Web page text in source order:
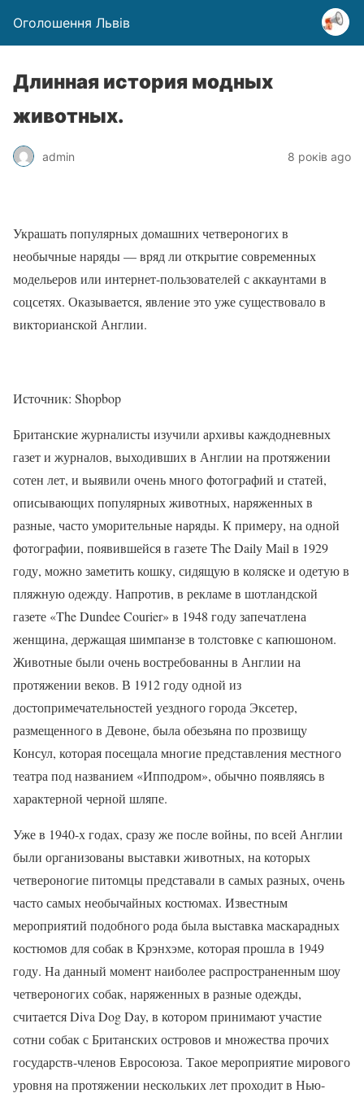
Оголошення Львів
Длинная история модных
животных.
admin 8 років ago
Украшать популярных домашних четвероногих в
необычные наряды — вряд ли открытие современных
модельеров или интернет-пользователей с аккаунтами в
соцсетях. Оказывается, явление это уже существовало в
викторианской Англии.
Источник: Shopbop
Британские журналисты изучили архивы каждодневных
газет и журналов, выходивших в Англии на протяжении
сотен лет, и выявили очень много фотографий и статей,
описывающих популярных животных, наряженных в
разные, часто уморительные наряды. К примеру, на одной
фотографии, появившейся в газете The Daily Mail в 1929
году, можно заметить кошку, сидящую в коляске и одетую в
пляжную одежду. Напротив, в рекламе в шотландской
газете «The Dundee Courier» в 1948 году запечатлена
женщина, держащая шимпанзе в толстовке с капюшоном.
Животные были очень востребованны в Англии на
протяжении веков. В 1912 году одной из
достопримечательностей уездного города Эксетер,
размещенного в Девоне, была обезьяна по прозвищу
Консул, которая посещала многие представления местного
театра под названием «Ипподром», обычно появляясь в
характерной черной шляпе.
Уже в 1940-х годах, сразу же после войны, по всей Англии
были организованы выставки животных, на которых
четвероногие питомцы представали в самых разных, очень
часто самых необычайных костюмах. Известным
мероприятий подобного рода была выставка маскарадных
костюмов для собак в Крэнхэме, которая прошла в 1949
году. На данный момент наиболее распространенным шоу
четвероногих собак, наряженных в разные одежды,
считается Diva Dog Day, в котором принимают участие
сотни собак с Британских островов и множества прочих
государств-членов Евросоюза. Такое мероприятие мирового
уровня на протяжении нескольких лет проходит в Нью-